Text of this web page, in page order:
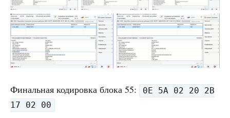
Финальная кодировка блока 55:
0E 5A 02 20 2B
17 02 00